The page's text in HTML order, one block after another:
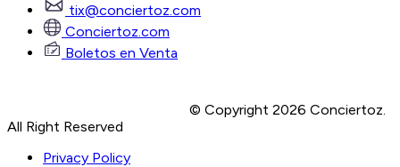
tix@conciertoz.com
Conciertoz.com
Boletos en Venta
© Copyright 2026 Conciertoz.
All Right Reserved
Privacy Policy